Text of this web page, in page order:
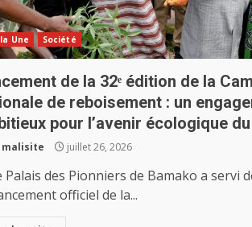
Une Société
de la 32ᵉ édition de la
de reboisement : un
pour l’avenir écologique
malisite juillet 26, 2026
des Pionniers de Bamako a servi
officiel de la...